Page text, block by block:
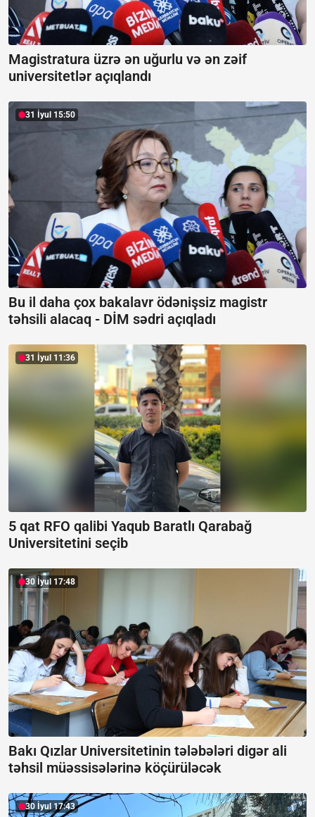
Magistratura üzrə ən uğurlu və ən zəif
universitetlər açıqlandı
31 İyul 15:50
Bu il daha çox bakalavr ödənişsiz magistr
təhsili alacaq - DİM sədri açıqladı
31 İyul 11:36
5 qat RFO qalibi Yaqub Baratlı Qarabağ
Universitetini seçib
30 İyul 17:48
Bakı Qızlar Universitetinin tələbələri digər ali
təhsil müəssisələrinə köçürüləcək
30 İyul 17:43